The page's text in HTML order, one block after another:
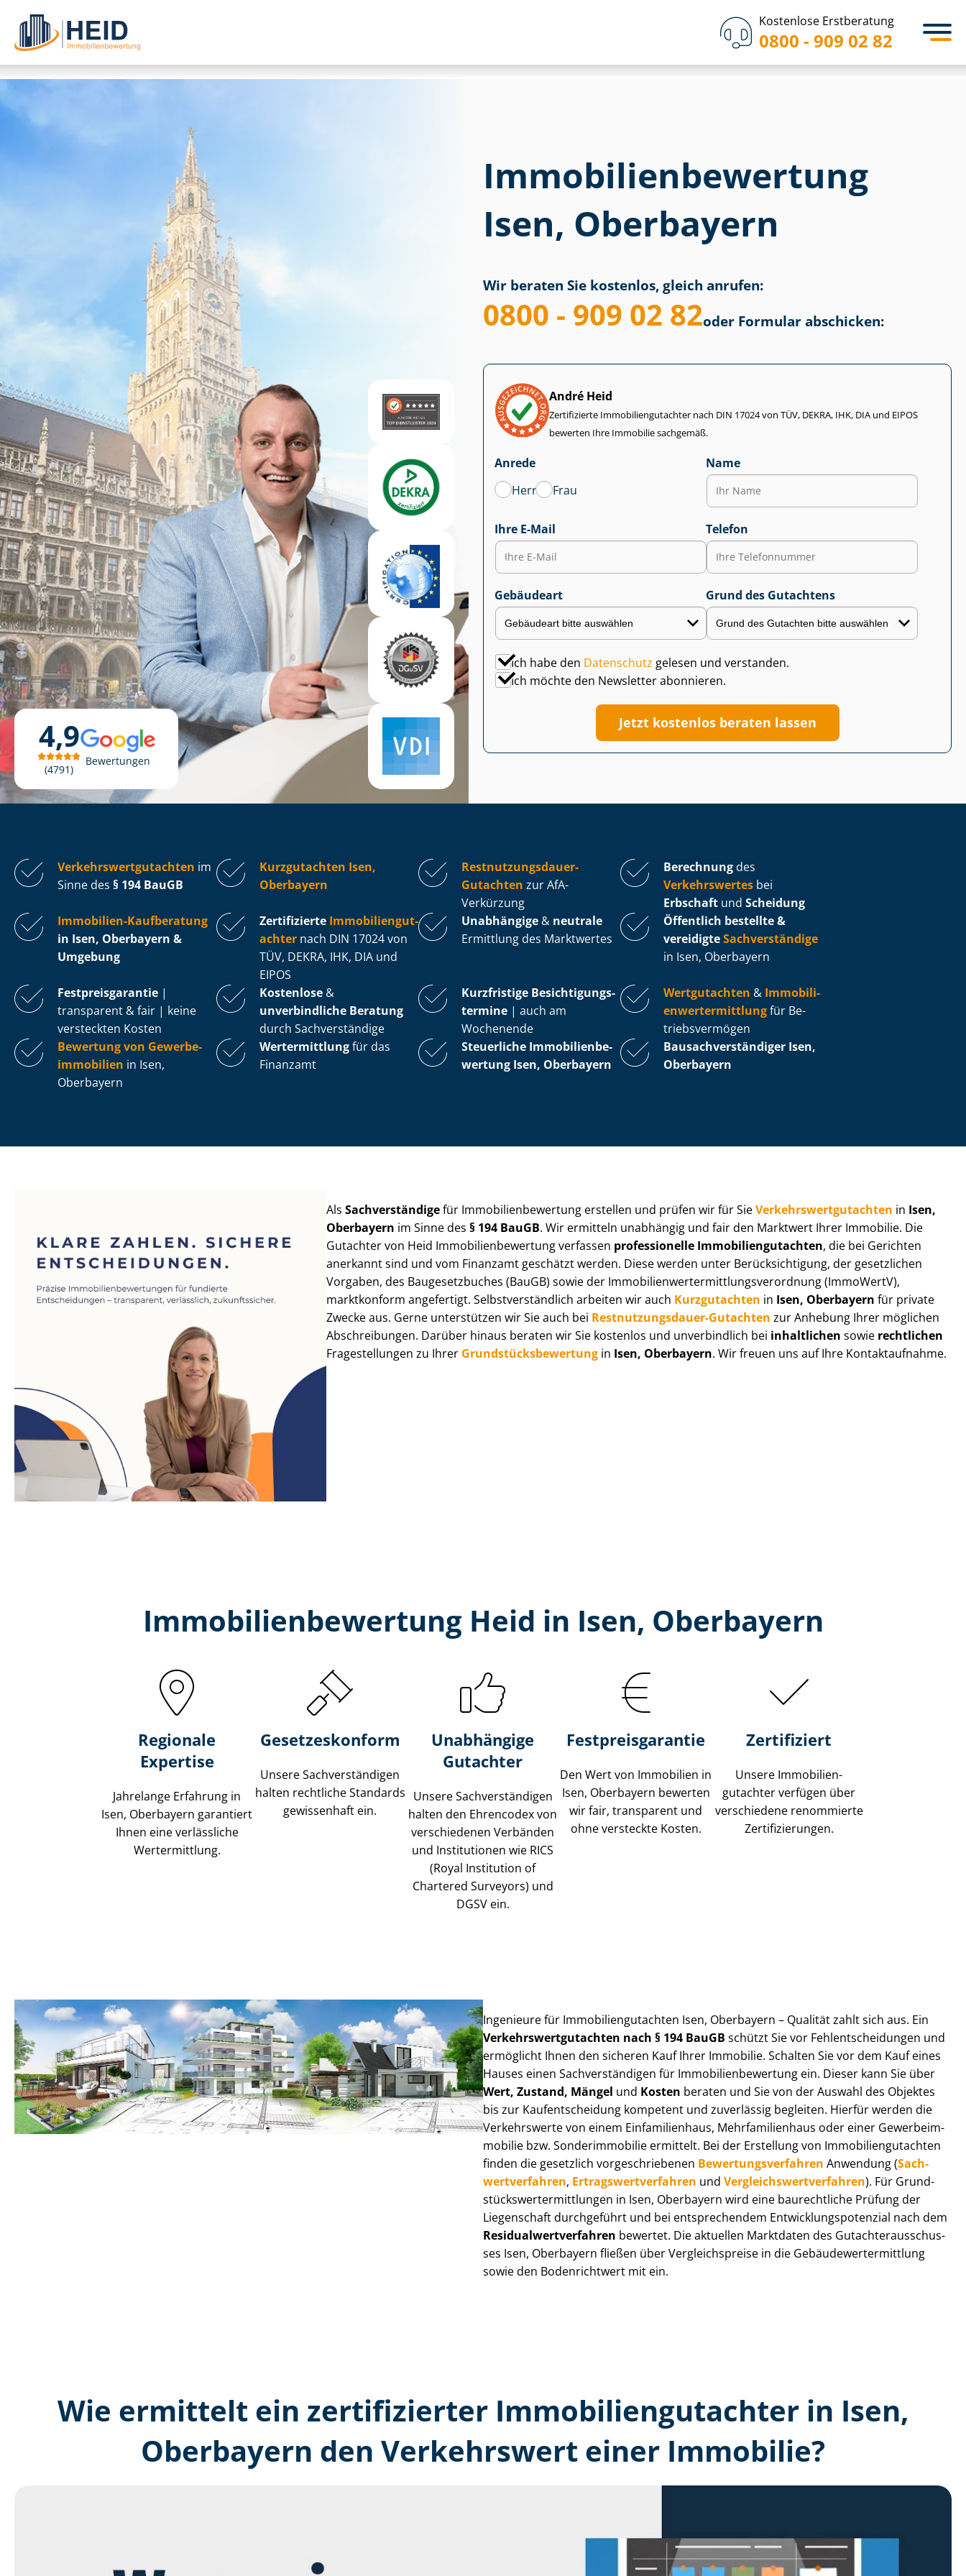
Kostenlose Erstberatung
0800 - 909 02 82
4,9
4791
Bewertungen
Immobilien­bewertung
Isen, Oberbayern
Wir beraten Sie kostenlos, gleich anrufen:
0800 - 909 02 82oder Formular abschicken:
André Heid
Zertifizierte Im­mo­bi­li­en­gut­ach­ter nach DIN 17024 von TÜV, DEKRA, IHK, DIA und EIPOS
bewerten Ihre Immobilie sachgemäß.
Anrede
Herr
Frau
Name
Ihre E-Mail Telefon
Gebäudeart Grund des Gutachtens
Ich habe den Datenschutz gelesen und verstanden.
Ich möchte den Newsletter abonnieren.
Jetzt kostenlos beraten lassen
Ver­kehrs­wert­gut­ach­ten im
Sinne des § 194 BauGB
Kurzgutachten Isen,
Oberbayern
Rest­nut­zungs­dau­er-
Gutachten zur AfA-
Verkürzung
Berechnung des
Verkehrswertes bei
Erbschaft und Scheidung
Immobilien-Kaufberatung
in Isen, Oberbayern &
Umgebung
Zertifizierte Im­mo­bi­li­en­gut­
ach­ter nach DIN 17024 von
TÜV, DEKRA, IHK, DIA und
EIPOS
Unabhängige & neutrale
Ermittlung des Marktwertes
Öffentlich bestellte &
vereidigteSachverständige
in Isen, Oberbayern
Fest­preis­ga­ran­tie |
transparent & fair | keine
versteckten Kosten
Kostenlose &
unverbindliche Beratung
durch Sachverständige
Kurzfristige Be­sich­ti­gungs­
ter­mi­ne | auch am
Wochenende
Wertgutachten & Im­mo­bi­li­
en­wert­ermitt­lungfür Be­
triebs­ver­mö­gen
Bewertung von Ge­wer­be­
im­mo­bi­li­en in Isen,
Oberbayern
Wertermittlungfür das
Finanzamt
Steuerliche Im­mo­bi­li­en­be­
wer­tung Isen, Oberbayern
Bau­sach­ver­stän­di­ger Isen,
Oberbayern
AlsSachverständigefür Im­mo­bi­li­en­be­wer­tung erstellen und prüfen wir für SieVer­kehrs­wert­gut­ach­ten in Isen,
Oberbayern im Sinne des§ 194 BauGB. Wir ermitteln unabhängig und fair den Marktwert Ihrer Immobilie. Die
Gutachter von Heid Im­mo­bi­li­en­be­wer­tung verfassen professionelle Im­mo­bi­li­en­gut­ach­ten, die bei Gerichten
anerkannt sind und vom Finanzamt geschätzt werden. Diese werden unter Be­rück­sich­ti­gung, der gesetzlichen
Vorgaben, des Baugesetzbuches (BauGB) sowie der Im­mo­bi­li­en­wert­ermitt­lungs­ver­ord­nung (ImmoWertV),
marktkonform angefertigt. Selbst­ver­ständ­lich arbeiten wir auch Kurzgutachten in Isen, Oberbayern für private
Zwecke aus. Gerne unterstützen wir Sie auch bei Rest­nut­zungs­dau­er-Gutachten zur Anhebung Ihrer möglichen
Abschreibungen. Darüber hinaus beraten wir Sie kostenlos und unverbindlich bei inhaltlichen sowie rechtlichen
Fragestellungen zu Ihrer Grund­stücks­be­wer­tung in Isen, Oberbayern. Wir freuen uns auf Ihre Kontaktaufnahme.
Immobilien­bewertung Heid in Isen, Oberbayern
Regionale
Expertise
Jahrelange Erfahrung in
Isen, Oberbayern garantiert
Ihnen eine verlässliche
Wertermittlung.
Gesetzes­konform
Unsere Sach­ver­stän­di­gen
halten rechtliche Standards
gewissenhaft ein.
Unabhängige
Gutachter
Unsere Sach­ver­stän­di­gen
halten den Ehrencodex von
verschiedenen Verbänden
und Institutionen wie RICS
(Royal Institution of
Chartered Surveyors) und
DGSV ein.
Festpreis​garantie
Den Wert von Immobilien in
Isen, Oberbayern bewerten
wir fair, transparent und
ohne versteckte Kosten.
Zertifiziert
Unsere Immobilien­
gutachter verfügen über
verschiedene renommierte
Zer­ti­fi­zie­run­gen.
Ingenieure für Im­mo­bi­li­en­gut­ach­ten Isen, Oberbayern – Qualität zahlt sich aus. Ein
Ver­kehrs­wert­gut­ach­ten nach § 194 BauGB schützt Sie vor Fehl­ent­schei­dun­gen und
ermöglicht Ihnen den sicheren Kauf Ihrer Immobilie. Schalten Sie vor dem Kauf eines
Hauses einen Sach­ver­stän­di­gen für Im­mo­bi­li­en­be­wer­tung ein. Dieser kann Sie über
Wert, Zustand, Mängel und Kosten beraten und Sie von der Auswahl des Objektes
bis zur Kauf­ent­schei­dung kompetent und zuverlässig begleiten. Hierfür werden die
Verkehrswerte von einem Einfamilienhaus, Mehr­fa­mi­li­en­haus oder einer Ge­wer­be­im­
mo­bi­lie bzw. Sonderimmobilie ermittelt. Bei der Erstellung von Im­mo­bi­li­en­gut­ach­ten
finden die gesetzlich vor­ge­schrie­be­nen Be­wer­tungs­ver­fah­ren Anwendung (Sach­
wert­ver­fah­ren, Er­trags­wert­ver­fah­ren und Ver­gleichs­wert­ver­fah­ren). Für Grund­
stücks­wert­ermitt­lun­gen in Isen, Oberbayern wird eine baurechtliche Prüfung der
Liegenschaft durchgeführt und bei entsprechendem Ent­wick­lungs­po­ten­zi­al nach dem
Re­si­du­al­wert­ver­fah­ren bewertet. Die aktuellen Marktdaten des Gut­ach­ter­aus­schus­
ses Isen, Oberbayern fließen über Ver­gleichs­prei­se in die Ge­bäu­de­wert­ermitt­lung
sowie den Bodenrichtwert mit ein.
Wie ermittelt ein zertifizierter Immobilien­gutachter in Isen,
Oberbayern den Verkehrswert einer Immobilie?